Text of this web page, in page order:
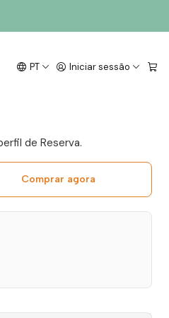
PT Iniciar sessão
Reserva
de Reserva.
Comprar agora